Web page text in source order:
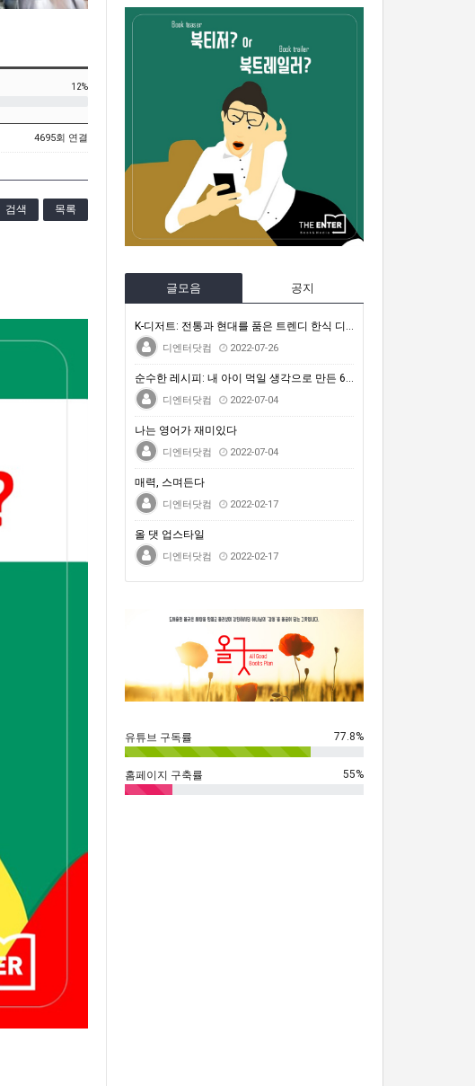
12%
4695회 연결
검색 목록
글모음 공지
K-디저트: 전통과 현대를 품은 트렌디 한식 디저트
디엔터닷컴 2022-07-26
순수한 레시피: 내 아이 먹일 생각으로 만든 64가지 …
디엔터닷컴 2022-07-04
나는 영어가 재미있다
디엔터닷컴 2022-07-04
매력, 스며든다
디엔터닷컴 2022-02-17
올 댓 업스타일
디엔터닷컴 2022-02-17
유튜브 구독률 77.8%
홈페이지 구축률 55%